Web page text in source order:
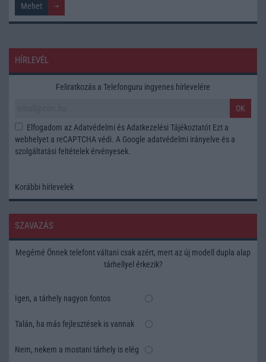
HÍRLEVÉL
Feliratkozás a Telefonguru ingyenes hírlevelére
OK
Elfogadom az Adatvédelmi és Adatkezelési Tájékoztatót Ezt a
webhelyet a reCAPTCHA védi. A Google adatvédelmi irányelve és a
szolgáltatási feltételek érvényesek.
Korábbi hírlevelek
SZAVAZÁS
Megérné Önnek telefont váltani csak azért, mert az új modell dupla alap
tárhellyel érkezik?
Igen, a tárhely nagyon fontos
Talán, ha más fejlesztések is vannak
Nem, nekem a mostani tárhely is elég